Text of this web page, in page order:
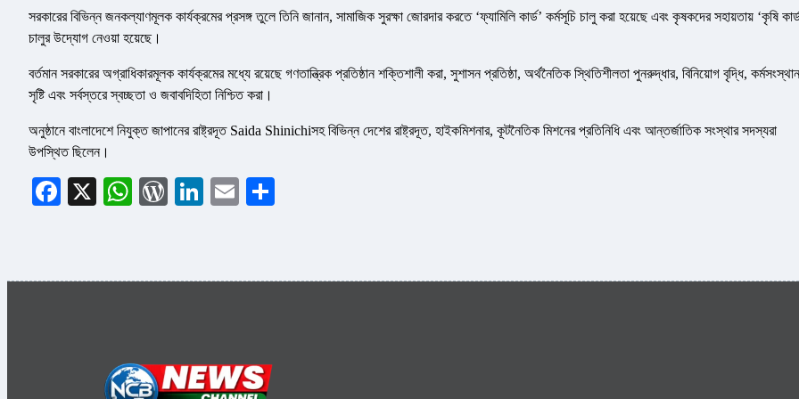
সরকারের বিভিন্ন জনকল্যাণমূলক কার্যক্রমের প্রসঙ্গ তুলে তিনি জানান, সামাজিক সুরক্ষা জোরদার করতে ‘ফ্যামিলি কার্ড’ কর্মসূচি চালু করা হয়েছে এবং কৃষকদের সহায়তায় ‘কৃষি
চালুর উদ্যোগ নেওয়া হয়েছে।
বর্তমান সরকারের অগ্রাধিকারমূলক কার্যক্রমের মধ্যে রয়েছে গণতান্ত্রিক প্রতিষ্ঠান শক্তিশালী করা, সুশাসন প্রতিষ্ঠা, অর্থনৈতিক স্থিতিশীলতা পুনরুদ্ধার, বিনিয়োগ বৃদ্ধি, কর্মসংস্থান
সৃষ্টি এবং সর্বস্তরে স্বচ্ছতা ও জবাবদিহিতা নিশ্চিত করা।
অনুষ্ঠানে বাংলাদেশে নিযুক্ত জাপানের রাষ্ট্রদূত Saida Shinichiসহ বিভিন্ন দেশের রাষ্ট্রদূত, হাইকমিশনার, কূটনৈতিক মিশনের প্রতিনিধি এবং আন্তর্জাতিক সংস্থার সদস্যরা
উপস্থিত ছিলেন।
Facebook
X WhatsApp
WordPress
LinkedIn
Email